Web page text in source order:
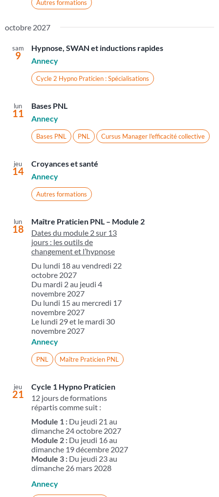
Autres formations
octobre 2027
sam
9
Hypnose, SWAN et inductions rapides
Annecy
Cycle 2 Hypno Praticien : Spécialisations
lun
11
Bases PNL
Annecy
Bases PNL PNL Cursus Manager l'efficacité collective
jeu
14
Croyances et santé
Annecy
Autres formations
lun
18
Maître Praticien PNL – Module 2
Dates du module 2 sur 13
jours : les outils de
changement et l’hypnose
Du lundi 18 au vendredi 22
octobre 2027
Du mardi 2 au jeudi 4
novembre 2027
Du lundi 15 au mercredi 17
novembre 2027
Le lundi 29 et le mardi 30
novembre 2027
Annecy
PNL Maître Praticien PNL
jeu
21
Cycle 1 Hypno Praticien
12 jours de formations
répartis comme suit :
Module 1 :Du jeudi 21 au
dimanche 24 octobre 2027
Module 2 :Du jeudi 16 au
dimanche 19 décembre 2027
Module 3 :Du jeudi 23 au
dimanche 26 mars 2028
Annecy